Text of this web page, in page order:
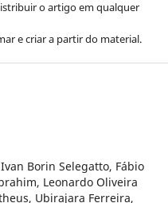
o artigo em qualquer
e criar a partir do material.
Borin Selegatto, Fábio
Leonardo Oliveira
Ubirajara Ferreira,